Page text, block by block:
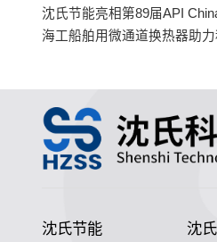
沈氏节能亮相第89届API
海工船舶用微通道换热器助
沈氏节能 沈